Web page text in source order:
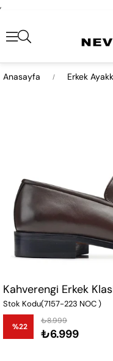
,
Anasayfa Erkek
Kahverengi Erkek
Stok Kodu(7157-223 NOC )
%22
İndirim
₺8.999
₺6.999